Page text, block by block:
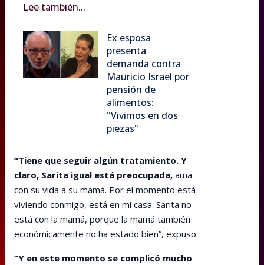
Lee también...
Ex esposa
presenta
demanda contra
Mauricio Israel por
pensión de
alimentos:
"Vivimos en dos
piezas"
“Tiene que seguir algún tratamiento. Y
claro, Sarita igual está preocupada, ama
con su vida a su mamá. Por el momento está
viviendo conmigo, está en mi casa. Sarita no
está con la mamá, porque la mamá también
económicamente no ha estado bien”, expuso.
“Y en este momento se complicó mucho